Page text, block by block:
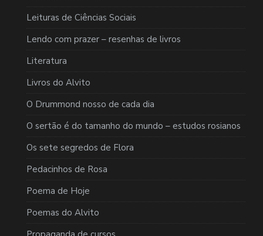
Leituras de Ciências Sociais
Lendo com prazer – resenhas de livros
Literatura
Livros do Alvito
O Drummond nosso de cada dia
O sertão é do tamanho do mundo – estudos rosianos
Os sete segredos de Flora
Pedacinhos de Rosa
Poema de Hoje
Poemas do Alvito